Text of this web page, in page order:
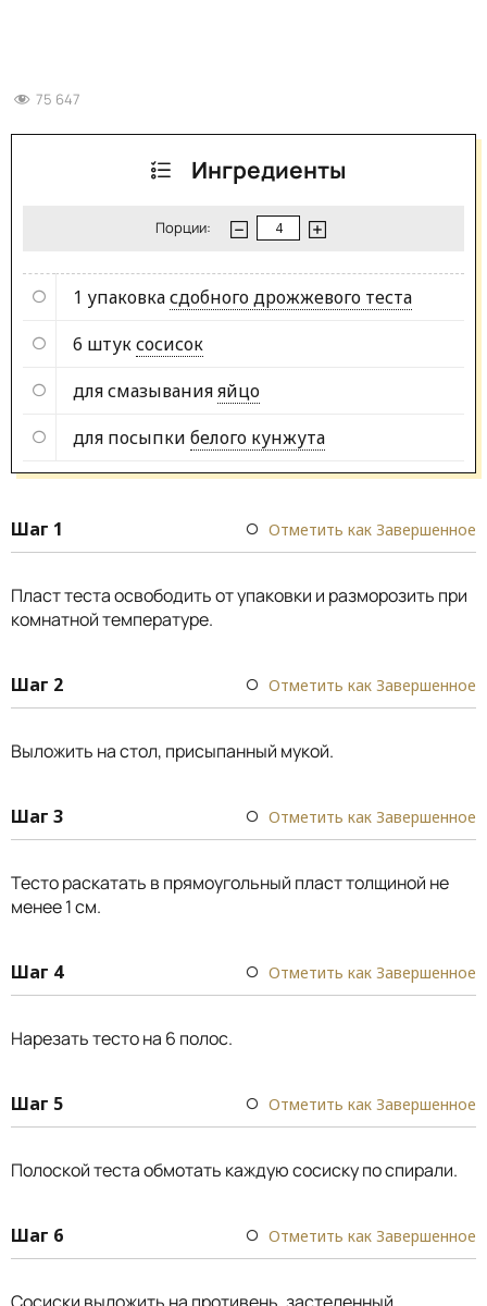
75 647
Ингредиенты
Порции:
1 упаковкасдобного дрожжевого теста
6 штуксосисок
для смазыванияяйцо
для посыпки белого кунжута
Шаг 1 Отметить как Завершенное
Пласт теста освободить от упаковки и разморозить при
комнатной температуре.
Шаг 2 Отметить как Завершенное
Выложить на стол, присыпанный мукой.
Шаг 3 Отметить как Завершенное
Тесто раскатать в прямоугольный пласт толщиной не
менее 1 см.
Шаг 4 Отметить как Завершенное
Нарезать тесто на 6 полос.
Шаг 5 Отметить как Завершенное
Полоской теста обмотать каждую сосиску по спирали.
Шаг 6 Отметить как Завершенное